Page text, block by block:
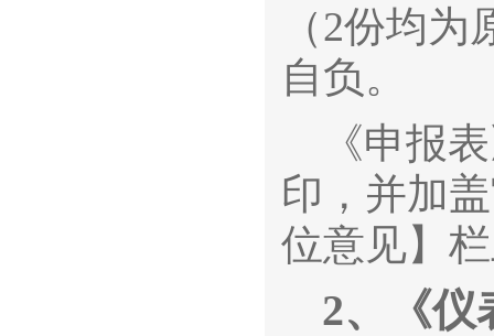
（2份均
自负。
《申报
印，并加
位意见】
2、
《